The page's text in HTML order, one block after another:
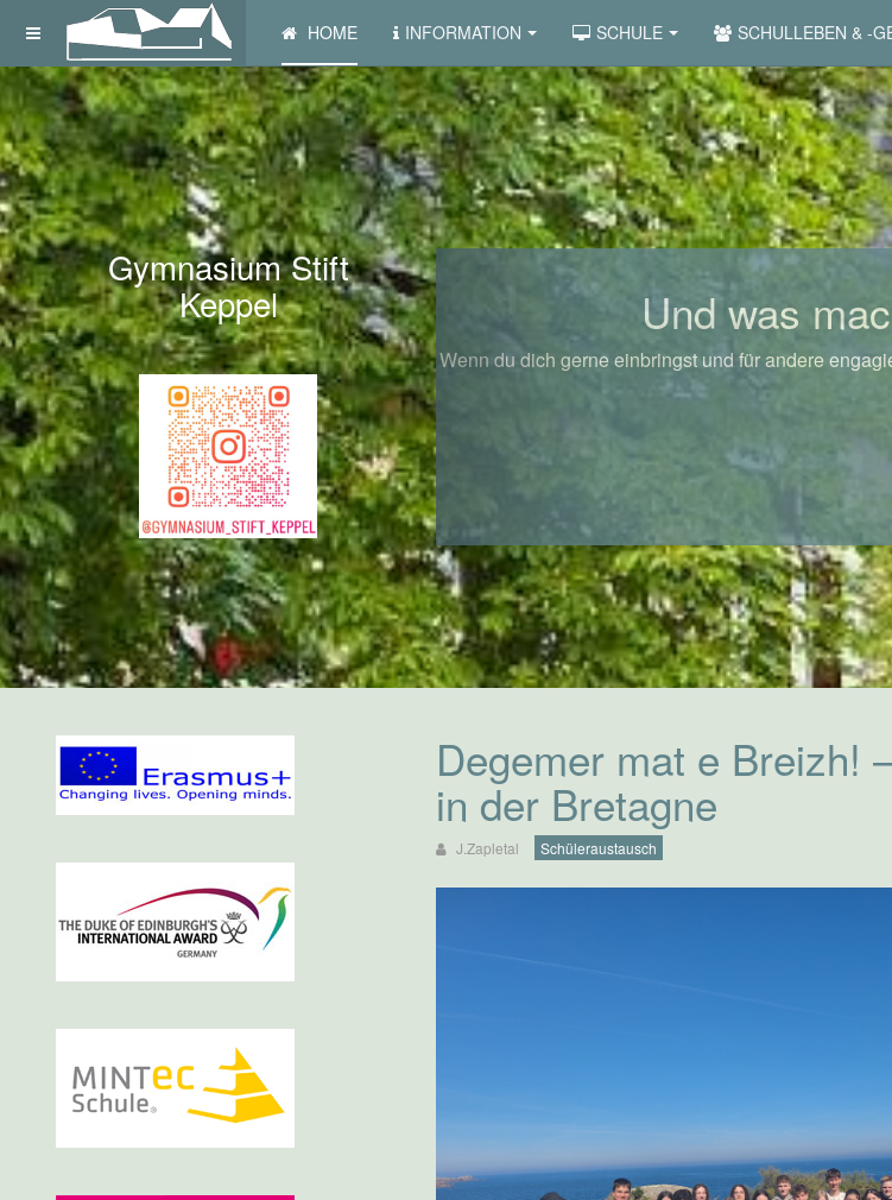
HOME INFORMATION SCHULE SCHULLEBEN & -
Gymnasium Stift
Keppel Und was
Wenn du dich gerne einbringst und für andere
Previous
Degemer mat e Breizh!
in der Bretagne
J.Zapletal Schüleraustausch